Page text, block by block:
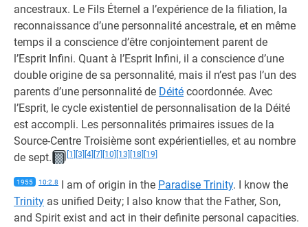
ancestraux. Le Fils Éternel a l’expérience de la filiation, la
reconnaissance d’une personnalité ancestrale, et en même
temps il a conscience d’être conjointement parent de
l’Esprit Infini. Quant à l’Esprit Infini, il a conscience d’une
double origine de sa personnalité, mais il n’est pas l’un des
parents d’une personnalité de Déité coordonnée. Avec
l’Esprit, le cycle existentiel de personnalisation de la Déité
est accompli. Les personnalités primaires issues de la
Source-Centre Troisième sont expérientielles, et au nombre
de sept.
[1] [3] [4] [7] [10] [13] [18] [19]
1955 10:2.8 I am of origin in the Paradise Trinity. I know the
Trinity as unified Deity; I also know that the Father, Son,
and Spirit exist and act in their definite personal capacities.